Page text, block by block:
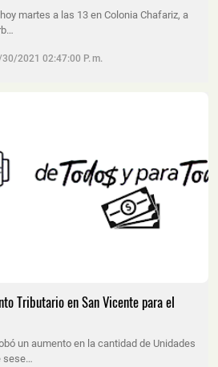
martes a las 13 en Colonia Chafariz, a
2021 02:47:00 P. M.
Tributario en San Vicente para el
un aumento en la cantidad de Unidades
sese…